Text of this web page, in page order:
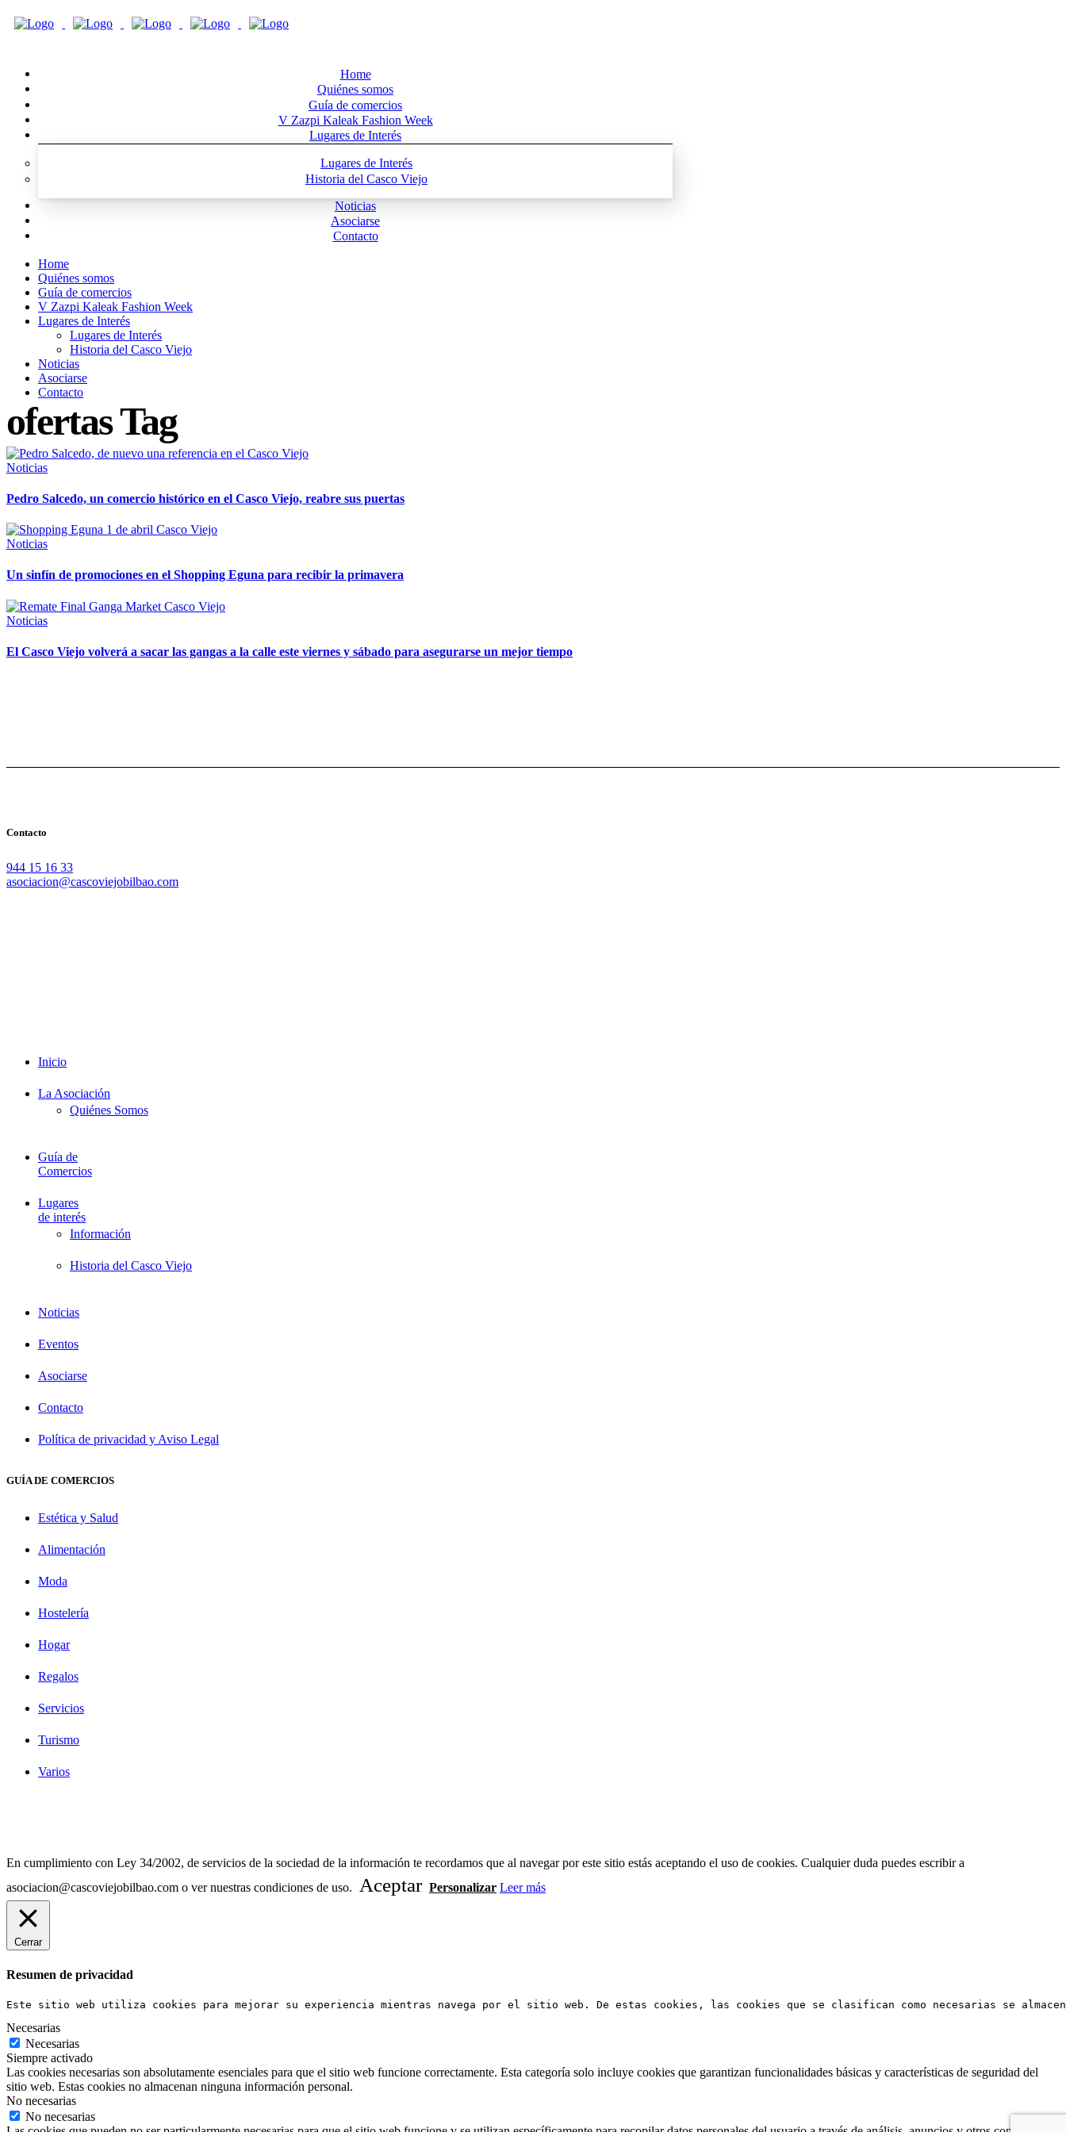
Home
Quiénes somos
Guía de comercios
V Zazpi Kaleak Fashion Week
Lugares de Interés
Lugares de Interés
Historia del Casco Viejo
Noticias
Asociarse
Contacto
Home
Quiénes somos
Guía de comercios
V Zazpi Kaleak Fashion Week
Lugares de Interés
Lugares de Interés
Historia del Casco Viejo
Noticias
Asociarse
Contacto
ofertas Tag
Noticias
Pedro Salcedo, un comercio histórico en el Casco Viejo, reabre sus puertas
Noticias
Un sinfín de promociones en el Shopping Eguna para recibir la primavera
Noticias
El Casco Viejo volverá a sacar las gangas a la calle este viernes y sábado para asegurarse un mejor tiempo
Contacto
944 15 16 33
asociacion@cascoviejobilbao.com
Inicio
La Asociación
Quiénes Somos
Guía de
Comercios
Lugares
de interés
Información
Historia del Casco Viejo
Noticias
Eventos
Asociarse
Contacto
Política de privacidad y Aviso Legal
GUÍA DE COMERCIOS
Estética y Salud
Alimentación
Moda
Hostelería
Hogar
Regalos
Servicios
Turismo
Varios
En cumplimiento con Ley 34/2002, de servicios de la sociedad de la información te recordamos que al navegar por este sitio estás aceptando el uso de cookies. Cualquier duda puedes escribir a
asociacion@cascoviejobilbao.com o ver nuestras condiciones de uso.
Aceptar Personalizar Leer más
Cerrar
Resumen de privacidad
Este sitio web utiliza cookies para mejorar su experiencia mientras navega por el sitio web. De estas cookies, las cookies que se clasifican como necesarias se
Necesarias
Necesarias
Siempre activado
Las cookies necesarias son absolutamente esenciales para que el sitio web funcione correctamente. Esta categoría solo incluye cookies que garantizan funcionalidades básicas y características de seguridad del
sitio web. Estas cookies no almacenan ninguna información personal.
No necesarias
No necesarias